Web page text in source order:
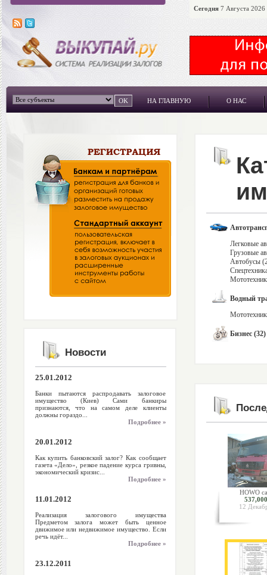
Сегодня7 Августа 2026
НА ГЛАВНУЮ О НАС
Новости
25.01.2012
Банки пытаются распродавать залоговое
имущество (Киев) Сами банкиры
признаются, что на самом деле клиенты
должны гораздо...
Подробнее »
20.01.2012
Как купить банковский залог? Как сообщает
газета «Дело», резкое падение курса гривны,
экономический кризис...
Подробнее »
11.01.2012
Реализация залогового имущества
Предметом залога может быть ценное
движимое или недвижимое имущество. Если
речь идёт...
Подробнее »
23.12.2011
Легковые
Грузовые
Автобусы
Водный
Бизнес (32)
HOWO
12